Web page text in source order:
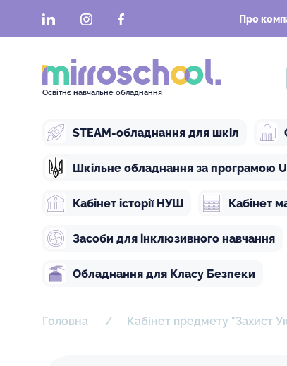
LinkedInInstagramFacebook Про
Освітнє навчальне обладнання
STEAM-обладнання для шкіл
Шкільне обладнання за програмою
Кабінет історії НУШ Кабінет
Засоби для інклюзивного навчання
Обладнання для Класу Безпеки
Головна Кабінет предмету "Захист